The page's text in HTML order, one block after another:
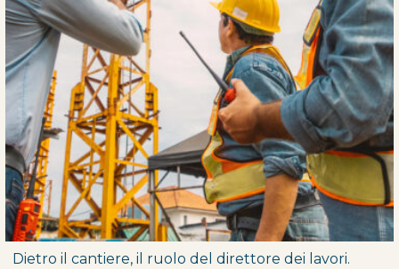
Dietro il cantiere, il ruolo del direttore dei lavori.